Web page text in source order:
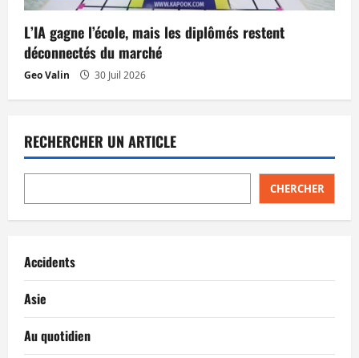
L’IA gagne l’école, mais les diplômés restent
déconnectés du marché
Geo Valin 30 Juil 2026
RECHERCHER UN ARTICLE
CHERCHER
Accidents
Asie
Au quotidien